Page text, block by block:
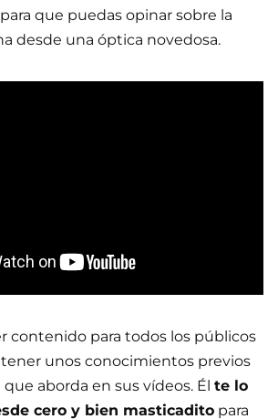
que puedas opinar sobre la
desde una óptica novedosa.
contenido para todos los públicos
tener unos conocimientos previos
aborda en sus vídeos. Él te lo
cero y bien masticadito para